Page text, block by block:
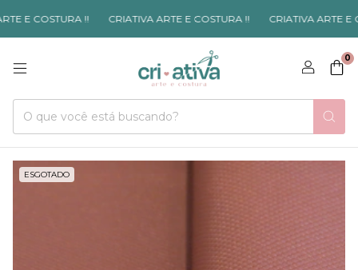
E COSTURA !! CRIATIVA ARTE E COSTURA !! CRIATIVA ARTE E
0
ESGOTADO